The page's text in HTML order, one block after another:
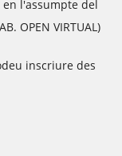
l'assumpte del
OPEN VIRTUAL)
inscriure des